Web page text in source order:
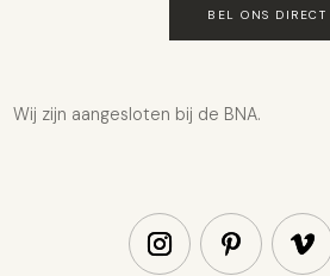
BEL ONS DIRECT
Wij zijn aangesloten bij de BNA.